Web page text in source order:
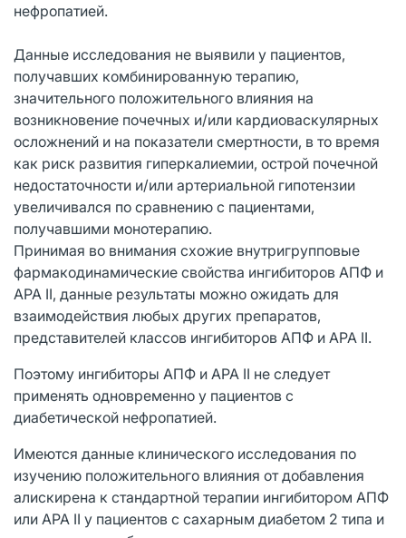
нефропатией.
Данные исследования не выявили у пациентов,
получавших комбинированную терапию,
значительного положительного влияния на
возникновение почечных и/или кардиоваскулярных
осложнений и на показатели смертности, в то время
как риск развития гиперкалиемии, острой почечной
недостаточности и/или артериальной гипотензии
увеличивался по сравнению с пациентами,
получавшими монотерапию.
Принимая во внимания схожие внутригрупповые
фармакодинамические свойства ингибиторов АПФ и
АРА II, данные результаты можно ожидать для
взаимодействия любых других препаратов,
представителей классов ингибиторов АПФ и АРА II.
Поэтому ингибиторы АПФ и АРА II не следует
применять одновременно у пациентов с
диабетической нефропатией.
Имеются данные клинического исследования по
изучению положительного влияния от добавления
алискирена к стандартной терапии ингибитором АПФ
или АРА II у пациентов с сахарным диабетом 2 типа и